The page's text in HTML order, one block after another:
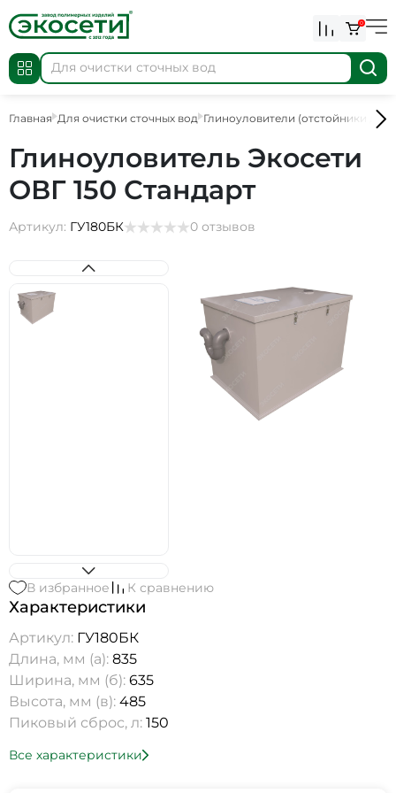
0
Главная Для очистки сточных вод Глиноуловители (отстойники для
Глиноуловитель Экосети
ОВГ 150 Стандарт
Артикул: ГУ180БК 0 отзывов
В избранное К сравнению
Характеристики
Артикул: ГУ180БК
Длина, мм (а): 835
Ширина, мм (б): 635
Высота, мм (в): 485
Пиковый сброс, л: 150
Все характеристики